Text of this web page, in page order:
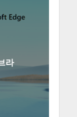
라